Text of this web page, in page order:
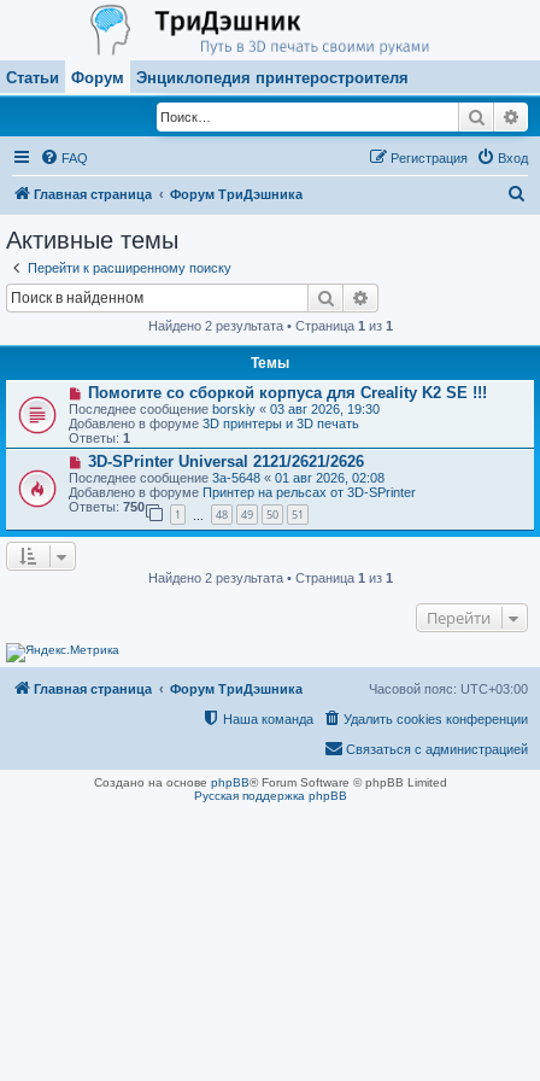
Статьи Форум Энциклопедия принтеростроителя
Поиск
FAQ Вход
Регистрация
Главная страница Форум ТриДэшника
Активные темы
Перейти к расширенному поиску
Поиск
Найдено 2 результата • Страница 1 из 1
Темы
Н
о
в
о
е
с
о
о
б
е
Помогите со сборкой корпуса для Creality K2 SE !!!
Последнее сообщение borskiy « 03 авг 2026, 19:30
Добавлено в форуме 3D принтеры и 3D печать
Ответы: 1
Н
о
в
о
е
с
е
3D-SPrinter Universal 2121/2621/2626
Последнее сообщение 3a-5648 « 01 авг 2026, 02:08
Добавлено в форуме Принтер на рельсах от 3D-SPrinter
Ответы: 750
1 48 49 50 51
Найдено 2 результата • Страница 1 из 1
Перейти
Главная страница Форум ТриДэшника Часовой пояс: UTC+03:00
Удалить cookies конференции
Наша команда
Связаться с администрацией
Создано на основе phpBB® Forum Software © phpBB Limited
Русская поддержка phpBB